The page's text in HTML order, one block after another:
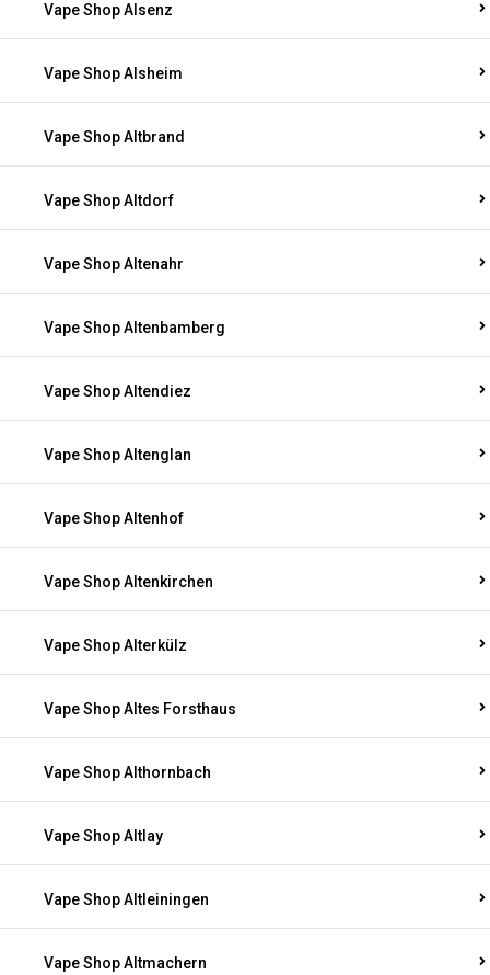
Vape Shop Alsenz
Vape Shop Alsheim
Vape Shop Altbrand
Vape Shop Altdorf
Vape Shop Altenahr
Vape Shop Altenbamberg
Vape Shop Altendiez
Vape Shop Altenglan
Vape Shop Altenhof
Vape Shop Altenkirchen
Vape Shop Alterkülz
Vape Shop Altes Forsthaus
Vape Shop Althornbach
Vape Shop Altlay
Vape Shop Altleiningen
Vape Shop Altmachern